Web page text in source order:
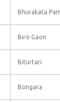
Bhurakata
Biro Gaon
Biturtari
Bongara